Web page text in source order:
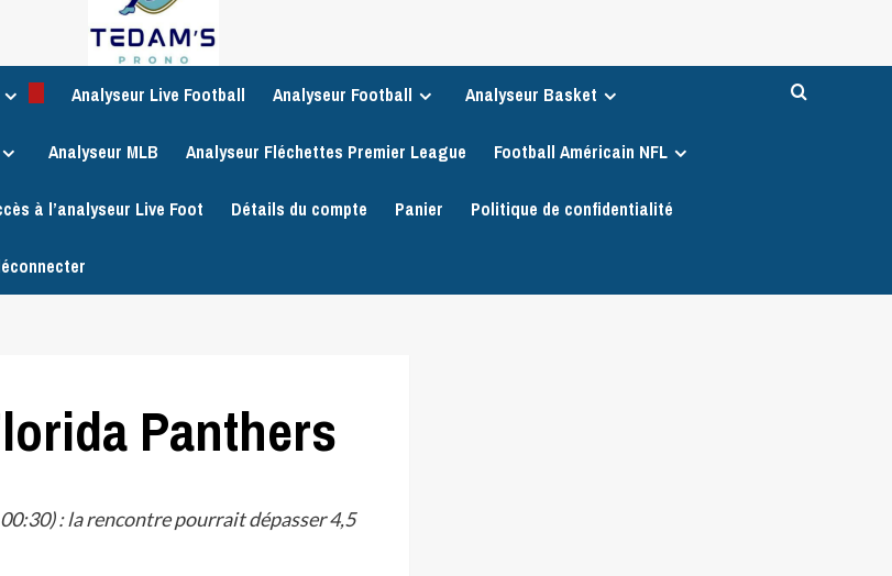
Analyseur Live Football Analyseur Football Analyseur Basket
Analyseur MLB Analyseur Fléchettes Premier League Football Américain NFL
à l’analyseur Live Foot Détails du compte Panier Politique de confidentialité
Panthers
: la rencontre pourrait dépasser 4,5